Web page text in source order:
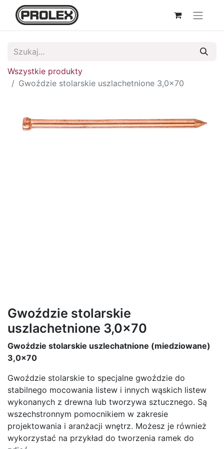
Wszystkie produkty
Gwoździe stolarskie uszlachetnione 3,0x70
Gwoździe stolarskie
uszlachetnione 3,0x70
Gwoździe stolarskie uszlechatnione (miedziowane)
3,0x70
Gwoździe stolarskie to specjalne gwoździe do
stabilnego mocowania listew i innych wąskich listew
wykonanych z drewna lub tworzywa sztucznego. Są
wszechstronnym pomocnikiem w zakresie
projektowania i aranżacji wnętrz. Możesz je również
wykorzystać na przykład do tworzenia ramek do